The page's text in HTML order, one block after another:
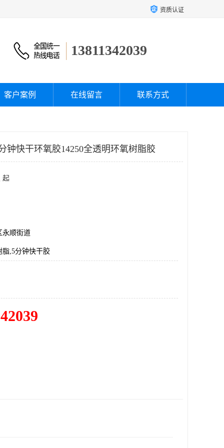
资质认证
13811342039
客户案例 在线留言 联系方式
钟快干环氧胶14250全透明环氧树脂胶
起
永顺街道
脂,5分钟快干胶